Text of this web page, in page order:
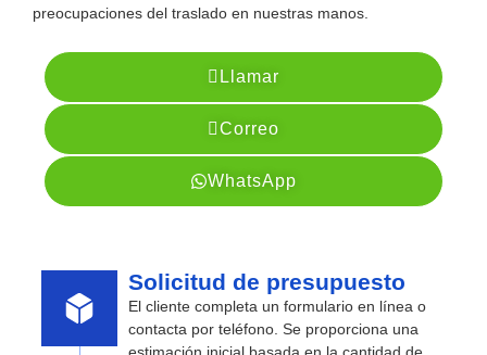
preocupaciones del traslado en nuestras manos.
Llamar
Correo
WhatsApp
Solicitud de presupuesto
El cliente completa un formulario en línea o
contacta por teléfono. Se proporciona una